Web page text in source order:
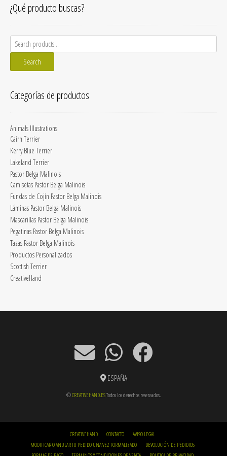
¿Qué producto buscas?
Search
for:
Search
Categorías de productos
Animals Illustrations
Cairn Terrier
Kerry Blue Terrier
Lakeland Terrier
Pastor Belga Malinois
Camisetas Pastor Belga Malinois
Fundas de Cojín Pastor Belga Malinois
Láminas Pastor Belga Malinois
Mascarillas Pastor Belga Malinois
Pegatinas Pastor Belga Malinois
Tazas Pastor Belga Malinois
Productos Personalizados
Scottish Terrier
CreativeHand
ESPAÑA
©CREATIVEHAND.ESTodos los derechos reservados.
CREATIVEHAND CONTACTO
AVISO LEGAL
MODIFICAR O ANULAR TU PEDIDO UNA VEZ FORMALIZADO
DEVOLUCIÓN DE PEDIDIOS